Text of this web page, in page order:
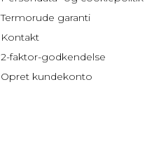
Termorude garanti
Kontakt
2-faktor-godkendelse
Opret kundekonto